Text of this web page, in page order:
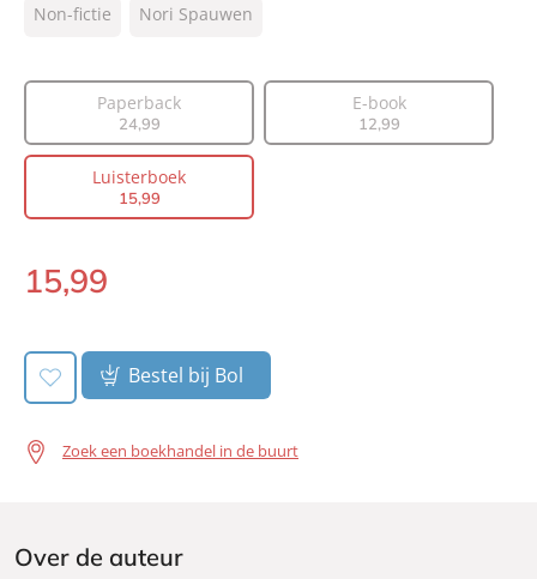
NUR:
770
Auteur(s):
Nori Spauwen
Duur:
11 uur en 24 minuten
Non-fictie Nori Spauwen
Paperback
24,99
E-book
12,99
Luisterboek
15,99
Luisterboek:
15,99
Bestel bij Bol
Zoek een boekhandel in de buurt
Over de auteur